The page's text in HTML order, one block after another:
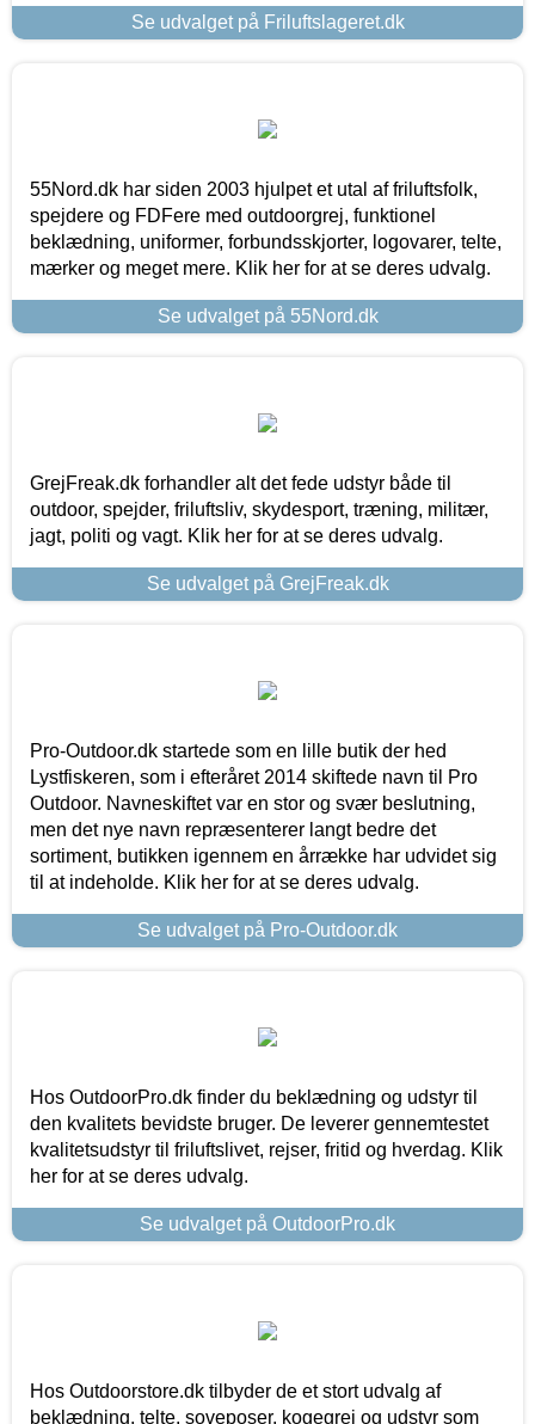
Se udvalget på Friluftslageret.dk
55Nord.dk har siden 2003 hjulpet et utal af friluftsfolk,
spejdere og FDFere med outdoorgrej, funktionel
beklædning, uniformer, forbundsskjorter, logovarer, telte,
mærker og meget mere. Klik her for at se deres udvalg.
Se udvalget på 55Nord.dk
GrejFreak.dk forhandler alt det fede udstyr både til
outdoor, spejder, friluftsliv, skydesport, træning, militær,
jagt, politi og vagt. Klik her for at se deres udvalg.
Se udvalget på GrejFreak.dk
Pro-Outdoor.dk startede som en lille butik der hed
Lystfiskeren, som i efteråret 2014 skiftede navn til Pro
Outdoor. Navneskiftet var en stor og svær beslutning,
men det nye navn repræsenterer langt bedre det
sortiment, butikken igennem en årrække har udvidet sig
til at indeholde. Klik her for at se deres udvalg.
Se udvalget på Pro-Outdoor.dk
Hos OutdoorPro.dk finder du beklædning og udstyr til
den kvalitets bevidste bruger. De leverer gennemtestet
kvalitetsudstyr til friluftslivet, rejser, fritid og hverdag. Klik
her for at se deres udvalg.
Se udvalget på OutdoorPro.dk
Hos Outdoorstore.dk tilbyder de et stort udvalg af
beklædning, telte, soveposer, kogegrej og udstyr som